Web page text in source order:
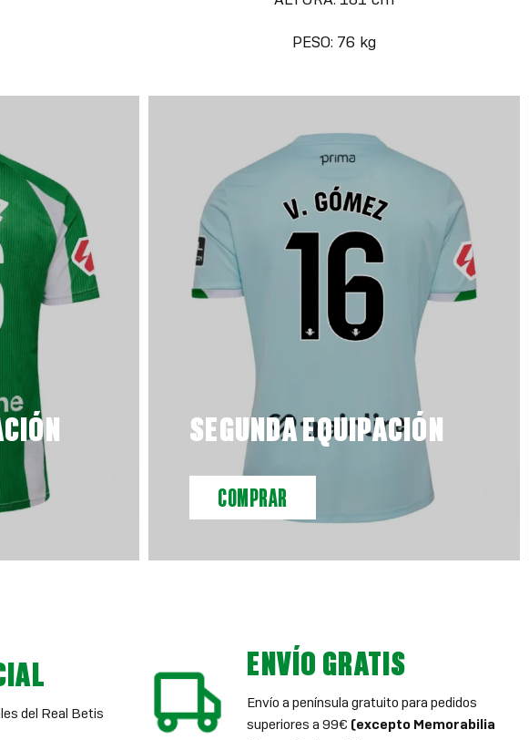
PESO: 76 kg
SEGUNDA EQUIPACIÓN
COMPRAR
del Real Betis
ENVÍO GRATIS
Envío a península gratuito para pedidos
superiores a 99€ (excepto Memorabilia